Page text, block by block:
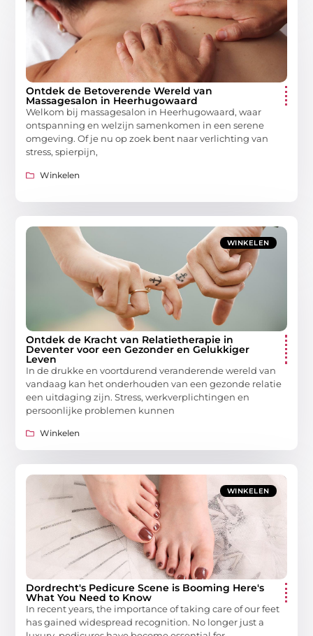
Ontdek de Betoverende Wereld van
Massagesalon in Heerhugowaard
Welkom bij massagesalon in Heerhugowaard, waar
ontspanning en welzijn samenkomen in een serene
omgeving. Of je nu op zoek bent naar verlichting van
stress, spierpijn,
Winkelen
WINKELEN
Ontdek de Kracht van Relatietherapie in
Deventer voor een Gezonder en Gelukkiger
Leven
In de drukke en voortdurend veranderende wereld van
vandaag kan het onderhouden van een gezonde relatie
een uitdaging zijn. Stress, werkverplichtingen en
persoonlijke problemen kunnen
Winkelen
WINKELEN
Dordrecht's Pedicure Scene is Booming Here's
What You Need to Know
In recent years, the importance of taking care of our feet
has gained widespread recognition. No longer just a